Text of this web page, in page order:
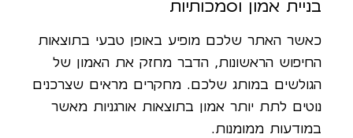
בניית אמון וסמכותיות
כאשר האתר שלכם מופיע באופן טבעי בתוצאות
החיפוש הראשונות, הדבר מחזק את האמון של
הגולשים במותג שלכם. מחקרים מראים שצרכנים
נוטים לתת יותר אמון בתוצאות אורגניות מאשר
במודעות ממומנות.